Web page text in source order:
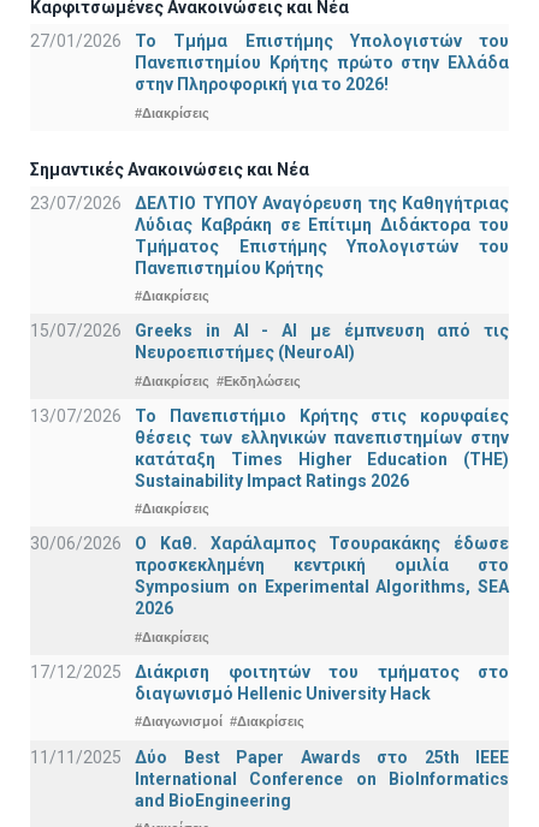
Καρφιτσωμένες Ανακοινώσεις και Νέα
27/01/2026
Το Τμήμα Επιστήμης Υπολογιστών του
Πανεπιστημίου Κρήτης πρώτο στην Ελλάδα
στην Πληροφορική για το 2026!
#Διακρίσεις
Σημαντικές Ανακοινώσεις και Νέα
23/07/2026
ΔΕΛΤΙΟ ΤΥΠΟΥ Αναγόρευση της Καθηγήτριας
Λύδιας Καβράκη σε Επίτιμη Διδάκτορα του
Τμήματος Επιστήμης Υπολογιστών του
Πανεπιστημίου Κρήτης
#Διακρίσεις
15/07/2026
Greeks in AI - ΑΙ με έμπνευση από τις
Νευροεπιστήμες (NeuroAI)
#Διακρίσεις #Εκδηλώσεις
13/07/2026
Το Πανεπιστήμιο Κρήτης στις κορυφαίες
θέσεις των ελληνικών πανεπιστημίων στην
κατάταξη Times Higher Education (ΤΗΕ)
Sustainability Impact Ratings 2026
#Διακρίσεις
30/06/2026
Ο Καθ. Χαράλαμπος Τσουρακάκης έδωσε
προσκεκλημένη κεντρική ομιλία στο
Symposium on Experimental Algorithms, SEA
2026
#Διακρίσεις
17/12/2025
Διάκριση φοιτητών του τμήματος στο
διαγωνισμό Hellenic University Hack
#Διαγωνισμοί #Διακρίσεις
11/11/2025
Δύο Best Paper Awards στο 25th IEEE
International Conference on BioInformatics
and BioEngineering